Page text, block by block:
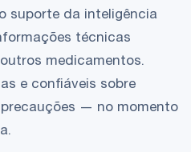
suporte da inteligência
técnicas
medicamentos.
e confiáveis sobre
— no momento